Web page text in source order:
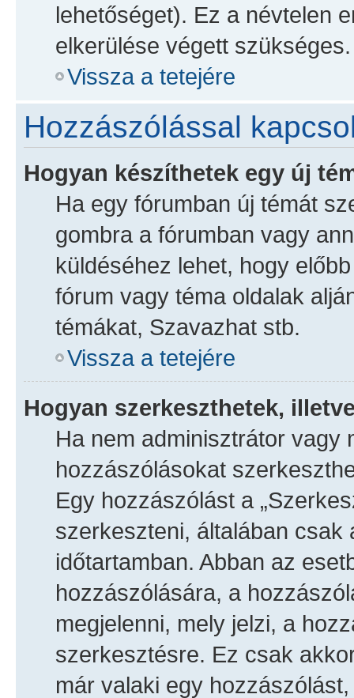
lehetőséget). Ez a névtelen
elkerülése végett szükséges.
Vissza a tetejére
Hozzászólással
Hogyan készíthetek egy új
Ha egy fórumban új témát
gombra a fórumban vagy
küldéséhez lehet, hogy
fórum vagy téma oldalak
témákat, Szavazhat stb.
Vissza a tetejére
Hogyan szerkeszthetek,
Ha nem adminisztrátor vagy
hozzászólásokat
Egy hozzászólást a
szerkeszteni, általában csak
időtartamban. Abban az
hozzászólására, a
megjelenni, mely jelzi, a
szerkesztésre. Ez csak
már valaki egy